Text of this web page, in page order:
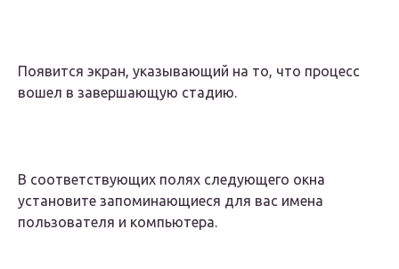
Появится экран, указывающий на то, что процесс
вошел в завершающую стадию.
В соответствующих полях следующего окна
установите запоминающиеся для вас имена
пользователя и компьютера.